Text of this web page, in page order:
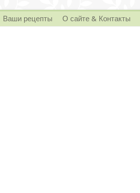
Ваши рецепты О сайте & Контакты